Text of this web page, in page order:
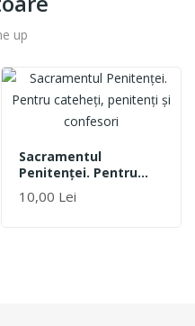
up
Sacramentul
Penitenţei. Pentru
Cateheţi, Penitenţi Şi
Confesori
10,00 Lei